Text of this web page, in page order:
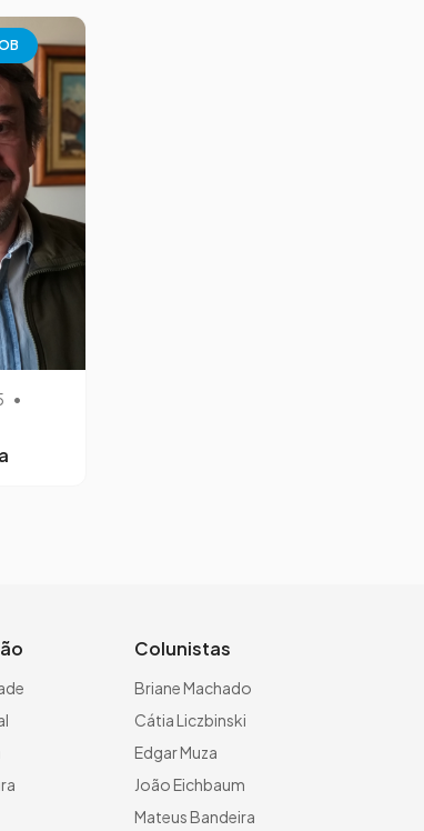
•
Colunistas
Briane Machado
Cátia Liczbinski
Edgar Muza
João Eichbaum
Mateus Bandeira